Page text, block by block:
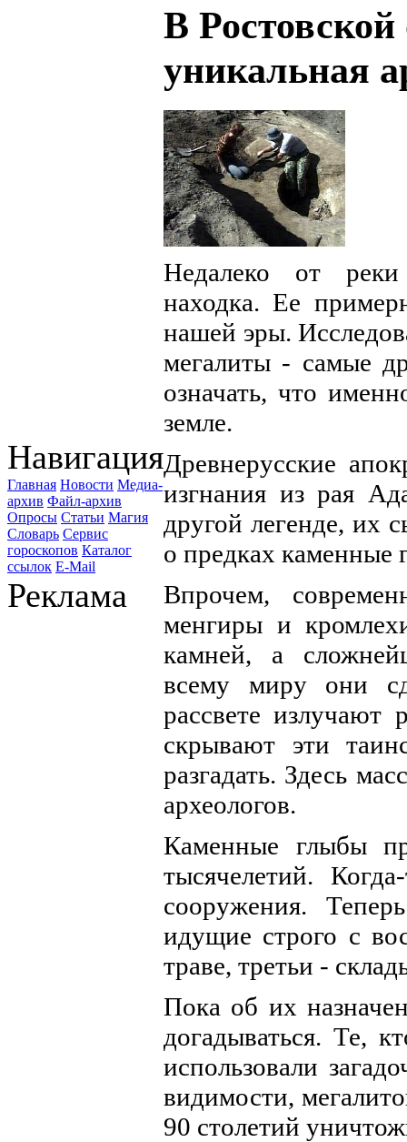
Навигация
Главная Новости Медиа-
архив Файл-архив
Опросы Статьи Магия
Словарь Сервис
гороскопов Каталог
ссылок E-Mail
Реклама
В Ростовской
уникальная
Недалеко от
находка. Ее
нашей эры.
мегалиты - самые
означать, что
земле.
Древнерусские
изгнания из рая
другой легенде, их
о предках каменные
Впрочем,
менгиры и
камней, а
всему миру они
рассвете излучают
скрывают эти
разгадать. Здесь
археологов.
Каменные глыбы
тысячелетий.
сооружения.
идущие строго с
траве, третьи -
Пока об их
догадываться. Те,
использовали
видимости,
90 столетий